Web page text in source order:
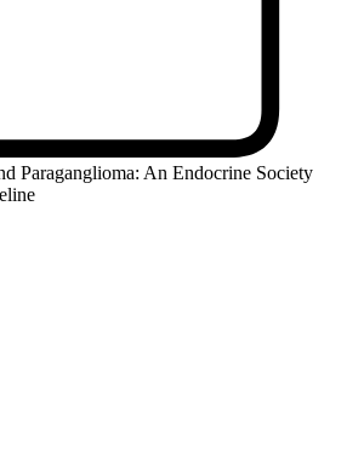
Paraganglioma: An Endocrine Society